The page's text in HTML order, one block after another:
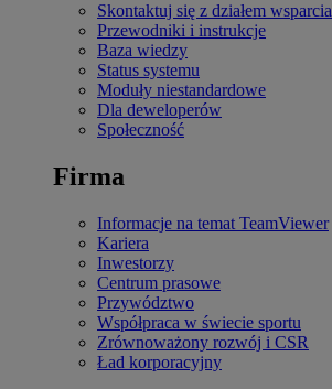
Skontaktuj się z działem wsparcia
Przewodniki i instrukcje
Baza wiedzy
Status systemu
Moduły niestandardowe
Dla deweloperów
Społeczność
Firma
Informacje na temat TeamViewer
Kariera
Inwestorzy
Centrum prasowe
Przywództwo
Współpraca w świecie sportu
Zrównoważony rozwój i CSR
Ład korporacyjny